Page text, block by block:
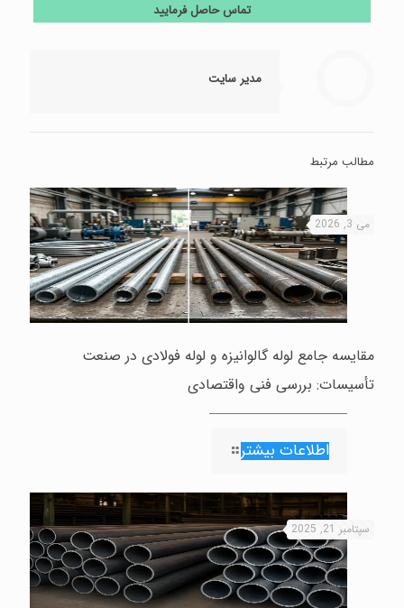
تماس حاصل فرمایید
مدیر سایت
مطالب مرتبط
می 3, 2026
مقایسه جامع لوله گالوانیزه و لوله فولادی در صنعت
تأسیسات: بررسی فنی واقتصادی
اطلاعات بیشتر
سپتامبر 21, 2025